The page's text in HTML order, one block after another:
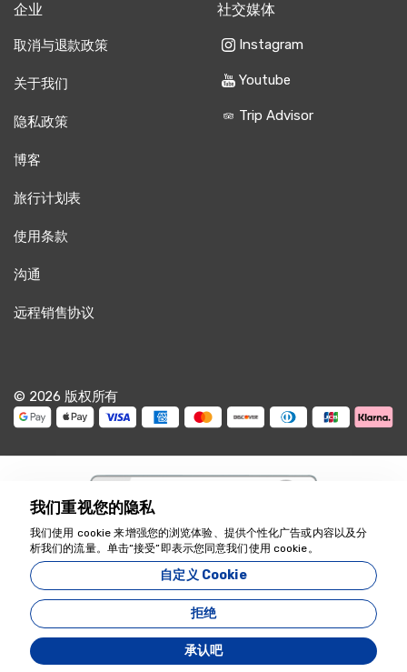
12 七月 2025
卡帕多奇亚日落骑马游 - 山谷与仙女烟囱
马慢，风景不多，期望更好。
22 六月 2025
感觉像梦一样，完美的组织。
8 六月 2025
OS
Oliver Schneider
美丽但小径上游客太多。
9 五月 2025
EG
Eleni Georgiou
卡帕多奇亚日落骑马游 - 山谷与仙女烟囱
神奇，宁静，难忘。
企业
取消与退款政策
关于我们
隐私政策
博客
旅行计划表
使用条款
沟通
远程销售协议
社交媒体
Instagram
Youtube
Trip Advisor
© 2026 版权所有
18349
Zeyvona Travel - 18349
由开发
我们重视您的隐私
我们使用 cookie 来增强您的浏览体验、提供个性化广告或内容以及分
析我们的流量。单击“接受”即表示您同意我们使用 cookie。
自定义 Cookie
拒绝
承认吧
我们随时为您服务